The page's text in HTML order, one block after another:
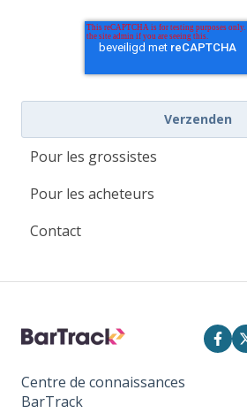
Pour les grossistes
Démarrage pour les grossistes
Paramètres
Services VMI
Vidéos d'instruction
Pour les acheteurs
Commencer avec BarTrack
Mon stock
Mes commandes
Contact
Centre de connaissances
BarTrack